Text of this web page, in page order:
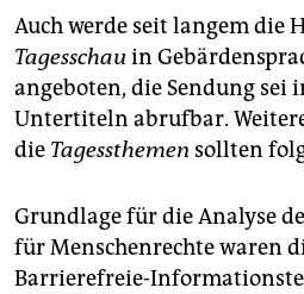
Auch werde seit langem die
Tagesschauin
angeboten, die Sendung sei
Untertiteln abrufbar.
die Tagessthemen sollten
Grundlage für die Analyse
für Menschenrechte waren
Barrierefreie-